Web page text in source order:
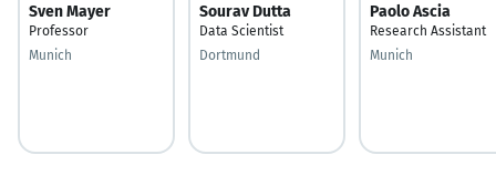
Sven Mayer
Professor
Munich
Sourav Dutta
Data Scientist
Dortmund
Paolo Ascia
Research Assistant
Munich